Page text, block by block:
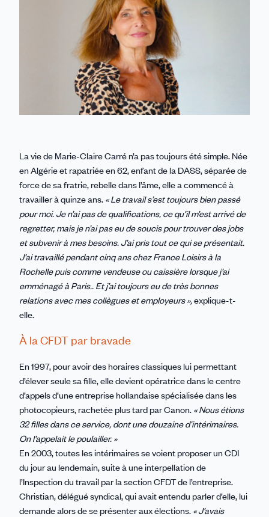
La vie de Marie-Claire Carré n’a pas toujours été simple. Née
en Algérie et rapatriée en 62, enfant de la DASS, séparée de
force de sa fratrie, rebelle dans l’âme, elle a commencé à
travailler à quinze ans. « Le travail s’est toujours bien passé
pour moi. Je n’ai pas de qualifications, ce qu’il m’est arrivé de
regretter, mais je n’ai pas eu de soucis pour trouver des jobs
et subvenir à mes besoins. J’ai pris tout ce qui se présentait.
J’ai travaillé pendant cinq ans chez France Loisirs à la
Rochelle puis comme vendeuse ou caissière lorsque j’ai
emménagé à Paris.. Et j’ai toujours eu de très bonnes
relations avec mes collègues et employeurs »,explique-t-
elle.
À la CFDT par bravade
En 1997, pour avoir des horaires classiques lui permettant
d’élever seule sa fille, elle devient opératrice dans le centre
d’appels d’une entreprise hollandaise spécialisée dans les
photocopieurs, rachetée plus tard par Canon. « Nous étions
32 filles dans ce service, dont une douzaine d’intérimaires.
On l’appelait le poulailler. »
En 2003, toutes les intérimaires se voient proposer un CDI
du jour au lendemain, suite à une interpellation de
l’Inspection du travail par la section CFDT de l’entreprise.
Christian, délégué syndical, qui avait entendu parler d’elle, lui
demande alors de se présenter aux élections. « J’avais